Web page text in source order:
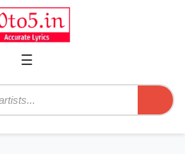
Search
☰
Menu